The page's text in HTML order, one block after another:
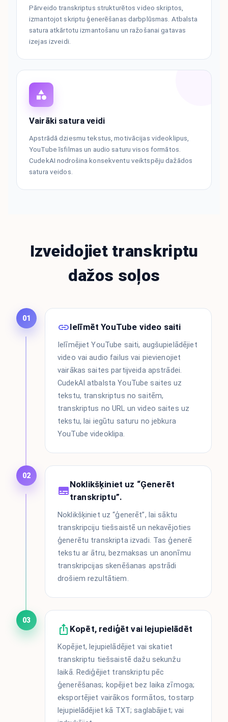
Pārveido transkriptus strukturētos video skriptos,
izmantojot skriptu ģenerēšanas darbplūsmas. Atbalsta
satura atkārtotu izmantošanu un ražošanai gatavas
izejas izveidi.
Vairāki satura veidi
Apstrādā dziesmu tekstus, motivācijas videoklipus,
YouTube īsfilmas un audio saturu visos formātos.
CudekAI nodrošina konsekventu veiktspēju dažādos
satura veidos.
Izveidojiet transkriptu
dažos soļos
01
Ielīmēt YouTube video saiti
Ielīmējiet YouTube saiti, augšupielādējiet
video vai audio failus vai pievienojiet
vairākas saites partijveida apstrādei.
CudekAI atbalsta YouTube saites uz
tekstu, transkriptus no saitēm,
transkriptus no URL un video saites uz
tekstu, lai iegūtu saturu no jebkura
YouTube videoklipa.
02
Noklikšķiniet uz “Ģenerēt
transkriptu”.
Noklikšķiniet uz “ģenerēt”, lai sāktu
transkripciju tiešsaistē un nekavējoties
ģenerētu transkripta izvadi. Tas ģenerē
tekstu ar ātru, bezmaksas un anonīmu
transkripcijas skenēšanas apstrādi
drošiem rezultātiem.
03
Kopēt, rediģēt vai lejupielādēt
Kopējiet, lejupielādējiet vai skatiet
transkriptu tiešsaistē dažu sekunžu
laikā. Rediģējiet transkriptu pēc
ģenerēšanas; kopējiet bez laika zīmoga;
eksportējiet vairākos formātos, tostarp
lejupielādējiet kā TXT; saglabājiet; vai